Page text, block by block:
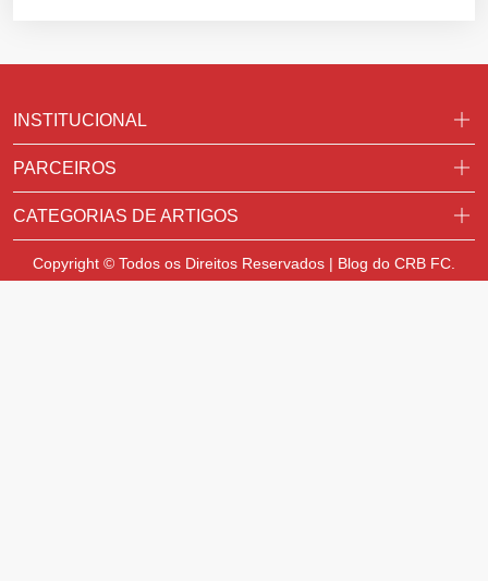
INSTITUCIONAL
PARCEIROS
CATEGORIAS DE ARTIGOS
Copyright © Todos os Direitos Reservados | Blog do CRB FC.